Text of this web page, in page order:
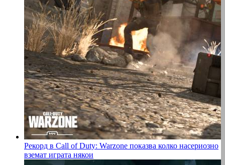
Рекорд в Call of Duty: Warzone показва колко насериозно
вземат играта някои